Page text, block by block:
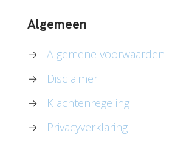
Algemeen
→
Algemene voorwaarden
→
Disclaimer
→
Klachtenregeling
→
Privacyverklaring